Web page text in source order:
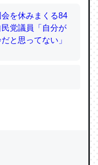
ションが劇的に変化し